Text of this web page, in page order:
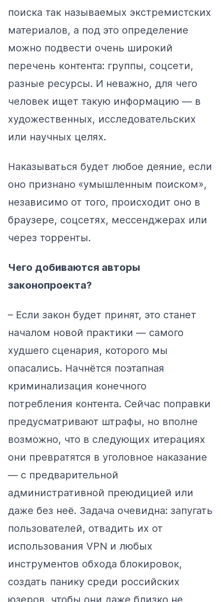
поиска так называемых экстремистских
материалов, а под это определение
можно подвести очень широкий
перечень контента: группы, соцсети,
разные ресурсы. И неважно, для чего
человек ищет такую информацию — в
художественных, исследовательских
или научных целях.
Наказываться будет любое деяние, если
оно признано «умышленным поиском»,
независимо от того, происходит оно в
браузере, соцсетях, мессенджерах или
через торренты.
Чего добиваются авторы
законопроекта?
– Если закон будет принят, это станет
началом новой практики — самого
худшего сценария, которого мы
опасались. Начнётся поэтапная
криминализация конечного
потребления контента. Сейчас поправки
предусматривают штрафы, но вполне
возможно, что в следующих итерациях
они превратятся в уголовное наказание
— с предварительной
административной преюдицией или
даже без неё. Задача очевидна: запугать
пользователей, отвадить их от
использования VPN и любых
инструментов обхода блокировок,
создать панику среди российских
юзеров, чтобы они даже близко не